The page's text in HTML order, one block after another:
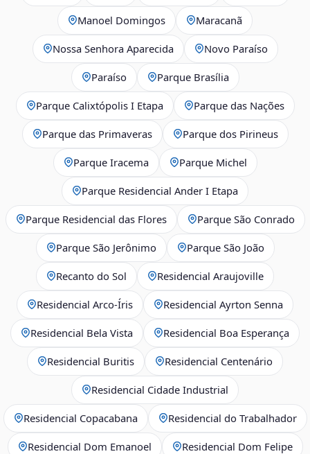
Manoel Domingos Maracanã
Nossa Senhora Aparecida Novo Paraíso
Paraíso Parque Brasília
Parque Calixtópolis I Etapa Parque das Nações
Parque das Primaveras Parque dos Pirineus
Parque Iracema Parque Michel
Parque Residencial Ander I Etapa
Parque Residencial das Flores Parque São Conrado
Parque São Jerônimo Parque São João
Recanto do Sol Residencial Araujoville
Residencial Arco‑Íris Residencial Ayrton Senna
Residencial Bela Vista Residencial Boa Esperança
Residencial Buritis Residencial Centenário
Residencial Cidade Industrial
Residencial Copacabana Residencial do Trabalhador
Residencial Dom Emanoel Residencial Dom Felipe